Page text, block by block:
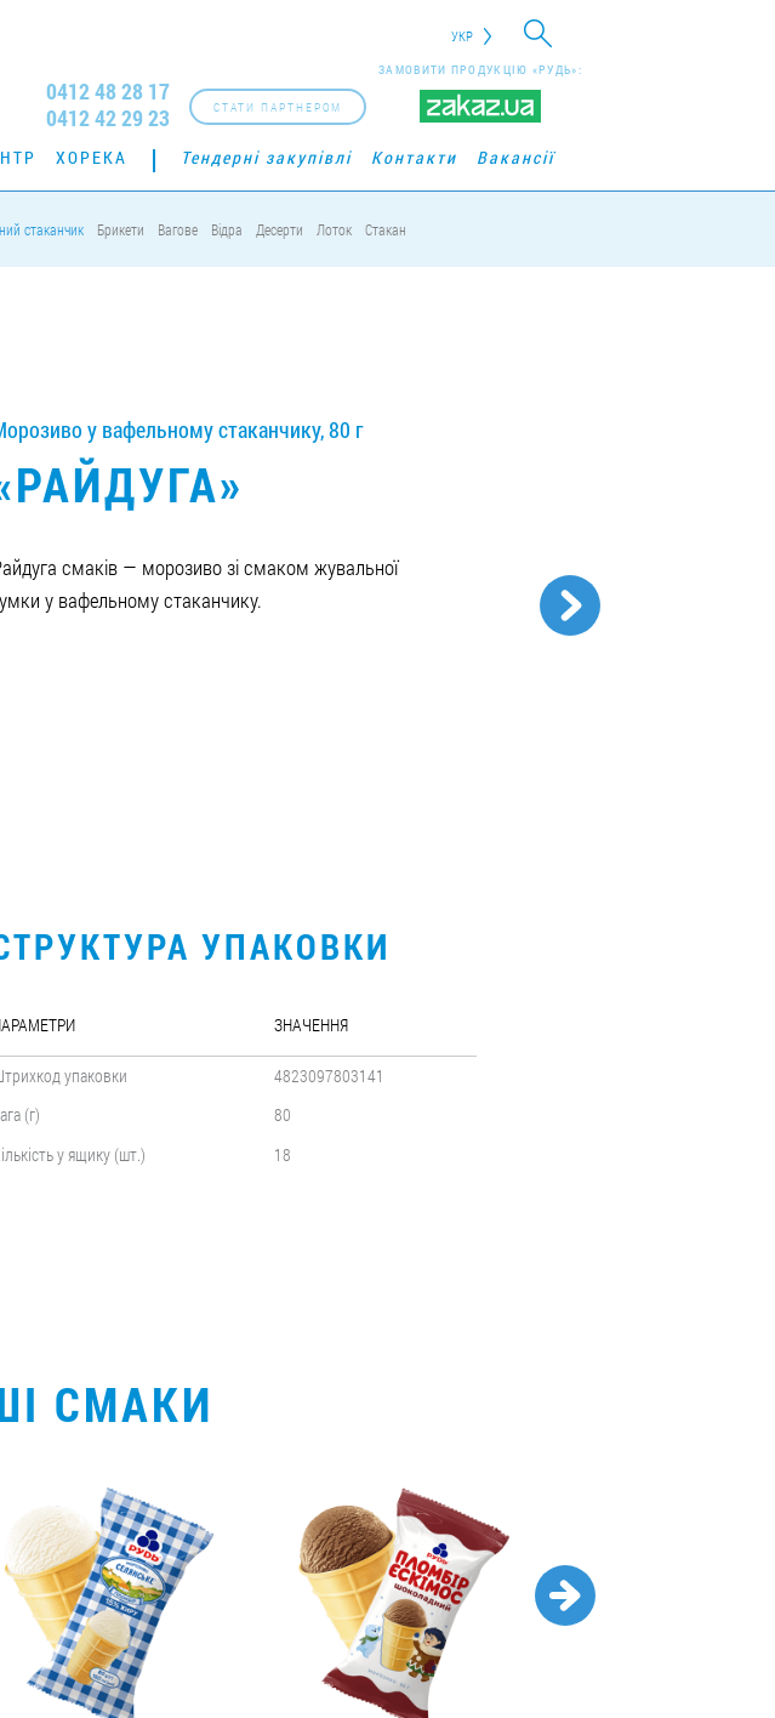
УКР
ЗАМОВИТИ ПРОДУКЦІЮ «РУДЬ»:
СТАТИ ПАРТНЕРОМ
0412 48 28 17
0412 42 29 23
ХОРЕКА Тендерні закупівлі Контакти Вакансії
стаканчик Брикети Вагове Відра Десерти Лоток Стакан
у вафельному стаканчику, 80 г
смаків — морозиво зі смаком жувальної
у вафельному стаканчику.
УПАКОВКИ
ЗНАЧЕННЯ
упаковки
4823097803141
(г)
80
у ящику (шт.)
18
СМАКИ